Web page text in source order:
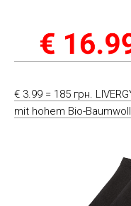
€ 3.99 = 185 грн.
mit hohem Bio-